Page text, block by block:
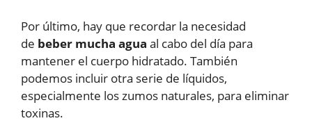
Por último, hay que recordar la necesidad
de beber mucha agua al cabo del día para
mantener el cuerpo hidratado. También
podemos incluir otra serie de líquidos,
especialmente los zumos naturales, para eliminar
toxinas.